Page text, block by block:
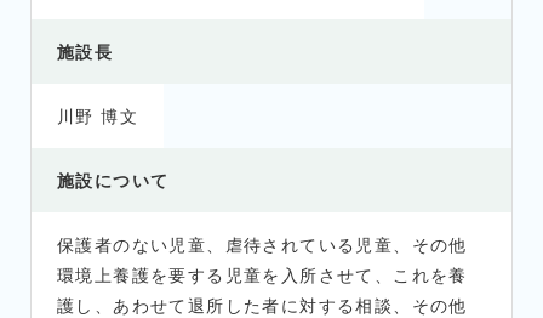
施設長
川野 博文
施設について
保護者のない児童、虐待されている児童、その他
環境上養護を要する児童を入所させて、これを養
護し、あわせて退所した者に対する相談、その他